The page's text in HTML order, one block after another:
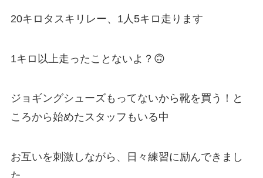
20キロタスキリレー、1人5キロ走ります
1キロ以上走ったことないよ？🙃
ジョギングシューズもってないから靴を買う！と
ころから始めたスタッフもいる中
お互いを刺激しながら、日々練習に励んできまし